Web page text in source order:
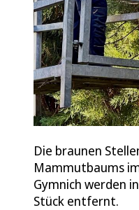
Die braunen
Mammutbaums
Gymnich werden
Stück entfernt.